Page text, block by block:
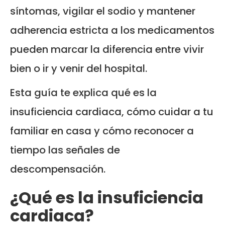
síntomas, vigilar el sodio y mantener
adherencia estricta a los medicamentos
pueden marcar la diferencia entre vivir
bien o ir y venir del hospital.
Esta guía te explica qué es la
insuficiencia cardiaca, cómo cuidar a tu
familiar en casa y cómo reconocer a
tiempo las señales de
descompensación.
¿Qué es la insuficiencia
cardiaca?